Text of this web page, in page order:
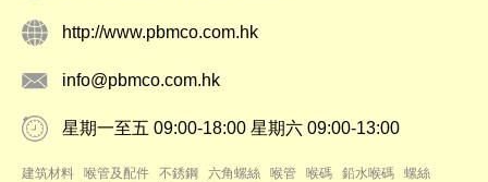
http://www.pbmco.com.hk
info@pbmco.com.hk
星期一至五 09:00-18:00 星期六 09:00-13:00
建筑材料 喉管及配件 不銹鋼 六角螺絲 喉管 喉碼 鉛水喉碼
螺絲